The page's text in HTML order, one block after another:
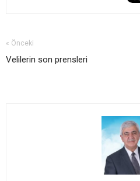
« Önceki
Velilerin son prensleri